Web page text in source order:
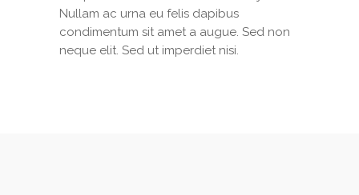
Nullam ac urna eu felis dapibus
condimentum sit amet a augue. Sed non
neque elit. Sed ut imperdiet nisi.